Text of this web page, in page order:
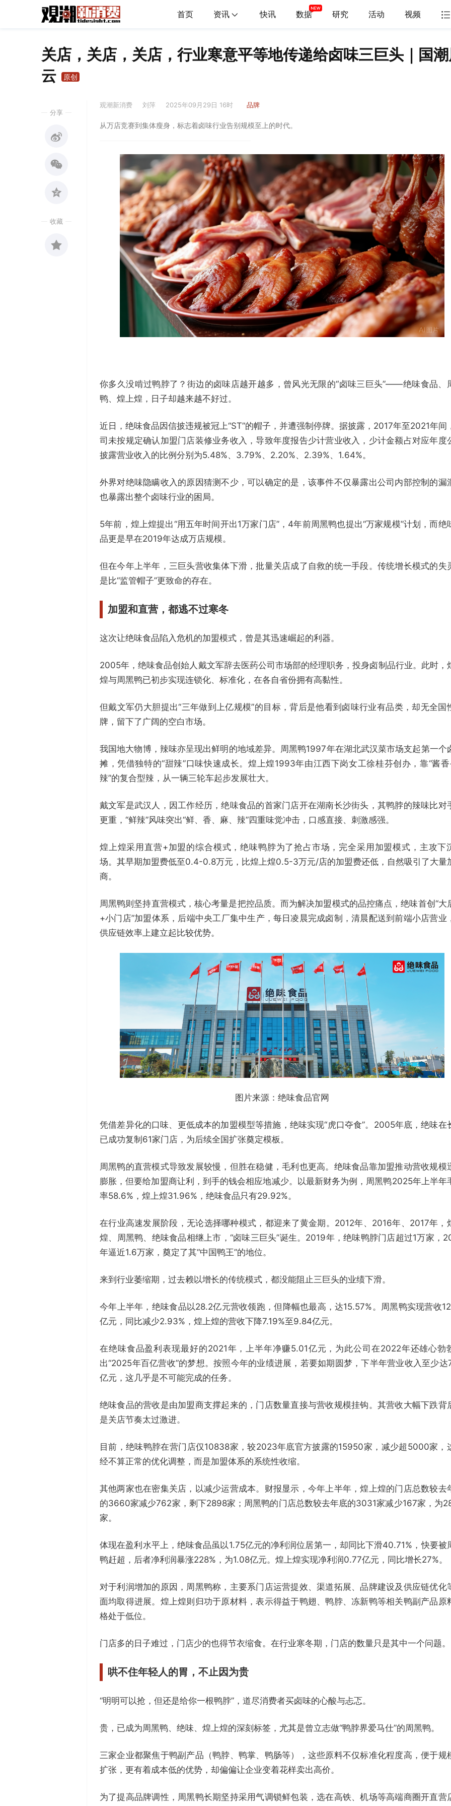
首页 资讯 快讯 数据 研究 活动 视频
关店，关店，关店，行业寒意平等地传递给卤味三巨头｜国
云
原创
分享
收藏
观潮新消费 刘萍 2025年09月29日 16时 品牌
从万店竞赛到集体瘦身，标志着卤味行业告别规模至上的时代。
你多久没啃过鸭脖了？街边的卤味店越开越多，曾风光无限的“卤味三巨头”——绝味食品、
鸭、煌上煌，日子却越来越不好过。
近日，绝味食品因信披违规被冠上“ST”的帽子，并遭强制停牌。据披露，2017年至2021年间
司未按规定确认加盟门店装修业务收入，导致年度报告少计营业收入，少计金额占对应年度
披露营业收入的比例分别为5.48%、3.79%、2.20%、2.39%、1.64%。
外界对绝味隐瞒收入的原因猜测不少，可以确定的是，该事件不仅暴露出公司内部控制的漏
也暴露出整个卤味行业的困局。
5年前，煌上煌提出“用五年时间开出1万家门店”，4年前周黑鸭也提出“万家规模”计划，而绝
品更是早在2019年达成万店规模。
但在今年上半年，三巨头营收集体下滑，批量关店成了自救的统一手段。传统增长模式的失
是比“监管帽子”更致命的存在。
加盟和直营， 都逃不过寒冬
这次让绝味食品陷入危机的加盟模式，曾是其迅速崛起的利器。
2005年，绝味食品创始人戴文军辞去医药公司市场部的经理职务，投身卤制品行业。此时，
煌与周黑鸭已初步实现连锁化、标准化，在各自省份拥有高黏性。
但戴文军仍大胆提出“三年做到上亿规模”的目标，背后是他看到卤味行业有品类，却无全国
牌，留下了广阔的空白市场。
我国地大物博，辣味亦呈现出鲜明的地域差异。周黑鸭1997年在湖北武汉菜市场支起第一个
摊，凭借独特的“甜辣”口味快速成长。煌上煌1993年由江西下岗女工徐桂芬创办，靠“酱
辣”的复合型辣，从一辆三轮车起步发展壮大。
戴文军是武汉人，因工作经历，绝味食品的首家门店开在湖南长沙街头，其鸭脖的辣味比对
更重，“鲜辣”风味突出“鲜、香、麻、辣”四重味觉冲击，口感直接、刺激感强。
煌上煌采用直营+加盟的综合模式，绝味鸭脖为了抢占市场，完全采用加盟模式，主攻下
场。其早期加盟费低至0.4-0.8万元，比煌上煌0.5-3万元/店的加盟费还低，自然吸引了大量
商。
周黑鸭则坚持直营模式，核心考量是把控品质。而为解决加盟模式的品控痛点，绝味首创“大
+小门店”加盟体系，后端中央工厂集中生产，每日凌晨完成卤制，清晨配送到前端小店营业
供应链效率上建立起比较优势。
图片来源：绝味食品官网
凭借差异化的口味、更低成本的加盟模型等措施，绝味实现“虎口夺食”。2005年底，绝味在
已成功复制61家门店，为后续全国扩张奠定模板。
周黑鸭的直营模式导致发展较慢，但胜在稳健，毛利也更高。绝味食品靠加盟推动营收规模
膨胀，但要给加盟商让利，到手的钱会相应地减少。以最新财务为例，周黑鸭2025年上半年
率58.6%，煌上煌31.96%，绝味食品只有29.92%。
在行业高速发展阶段，无论选择哪种模式，都迎来了黄金期。2012年、2016年、2017年，
煌、周黑鸭、绝味食品相继上市，“卤味三巨头”诞生。2019年，绝味鸭脖门店超过1万家，
年逼近1.6万家，奠定了其“中国鸭王”的地位。
来到行业萎缩期，过去赖以增长的传统模式，都没能阻止三巨头的业绩下滑。
今年上半年，绝味食品以28.2亿元营收领跑，但降幅也最高，达15.57%。周黑鸭实现营收
亿元，同比减少2.93%，煌上煌的营收下降7.19%至9.84亿元。
在绝味食品盈利表现最好的2021年，上半年净赚5.01亿元，为此公司在2022年还雄心勃
出“2025年百亿营收”的梦想。按照今年的业绩进展，若要如期圆梦，下半年营业收入至少达
亿元，这几乎是不可能完成的任务。
绝味食品的营收是由加盟商支撑起来的，门店数量直接与营收规模挂钩。其营收大幅下跌背
是关店节奏太过激进。
目前，绝味鸭脖在营门店仅10838家，较2023年底官方披露的15950家，减少超5000家，
经不算正常的优化调整，而是加盟体系的系统性收缩。
其他两家也在密集关店，以减少运营成本。财报显示，今年上半年，煌上煌的门店总数较去
的3660家减少762家，剩下2898家；周黑鸭的门店总数较去年底的3031家减少167家，为
家。
体现在盈利水平上，绝味食品虽以1.75亿元的净利润位居第一，却同比下滑40.71%，快要被
鸭赶超，后者净利润暴涨228%，为1.08亿元。煌上煌实现净利润0.77亿元，同比增长27%。
对于利润增加的原因，周黑鸭称，主要系门店运营提效、渠道拓展、品牌建设及供应链优化
面均取得进展。煌上煌则归功于原材料，表示得益于鸭翅、鸭脖、冻新鸭等相关鸭副产品原
格处于低位。
门店多的日子难过，门店少的也得节衣缩食。在行业寒冬期，门店的数量只是其中一个问题。
哄不住年轻人的胃， 不止因为贵
“明明可以抢，但还是给你一根鸭脖”，道尽消费者买卤味的心酸与忐忑。
贵，已成为周黑鸭、绝味、煌上煌的深刻标签，尤其是曾立志做“鸭脖界爱马仕”的周黑鸭。
三家企业都聚焦于鸭副产品（鸭脖、鸭掌、鸭肠等），这些原料不仅标准化程度高，便于规
扩张，更有着成本低的优势，却偏偏让企业变着花样卖出高价。
为了提高品牌调性，周黑鸭长期坚持采用气调锁鲜包装，选在高铁、机场等高端商圈开直营